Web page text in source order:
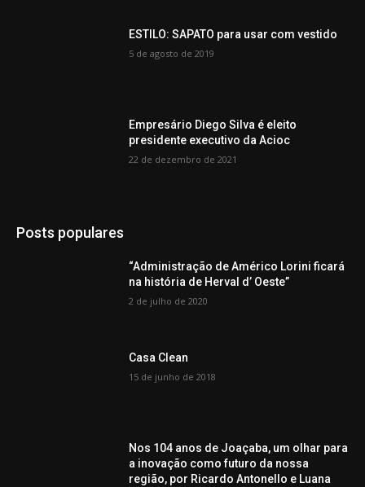
ESTILO: SAPATO para usar com vestido
5 de agosto de 2019
Empresário Diego Silva é eleito
presidente executivo da Acioc
22 de dezembro de 2021
Posts populares
“Administração de Américo Lorini ficará
na história de Herval d’ Oeste”
2 de julho de 2020
Casa Clean
15 de junho de 2018
Nos 104 anos de Joaçaba, um olhar para
a inovação como futuro da nossa
região, por Ricardo Antonello e Luana